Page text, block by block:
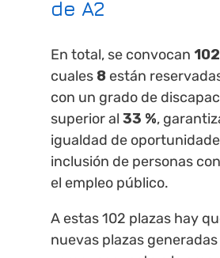
de A2
En total, se convocan
cuales 8 están
con un grado de
superior al 33 %,
igualdad de
inclusión de personas
el empleo público.
A estas 102 plazas hay
nuevas plazas